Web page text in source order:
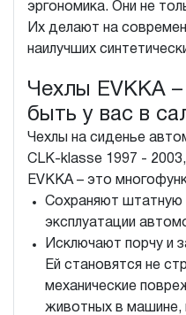
эргономика. Они не
Их делают на
наилучших
Чехлы EVKKA
быть у вас в
Чехлы на сиденье
CLK-klasse 1997 -
EVKKA – это
Сохраняют штатную
эксплуатации
Исключают порчу и
Ей становятся не
механические
животных в машине,